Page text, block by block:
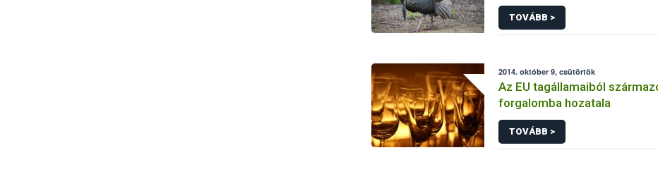
TOVÁBB >
2014. október 9, csütörtök
Az EU tagállamaiból
forgalomba hozatala
TOVÁBB >